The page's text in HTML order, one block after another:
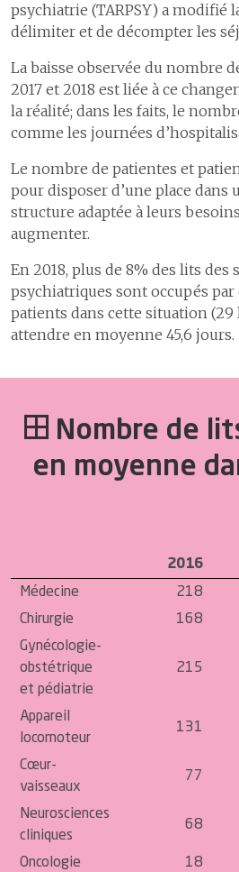
psychiatrie (TARPSY) a modifié
délimiter et de décompter les
La baisse observée du nombre
2017 et 2018 est liée à ce
la réalité; dans les faits, le
comme les journées
Le nombre de patientes et
pour disposer d’une place dans
structure adaptée à leurs
augmenter.
En 2018, plus de 8% des lits des
psychiatriques sont occupés par
patients dans cette situation (29
attendre en moyenne 45,6 jours.
Nombre de
en moyenne
2016
Médecine
218
Chirurgie
168
Gynécologie-
obstétrique
et pédiatrie
215
Appareil
locomoteur
131
Cœur-
vaisseaux
77
Neurosciences
cliniques
68
Oncologie 18